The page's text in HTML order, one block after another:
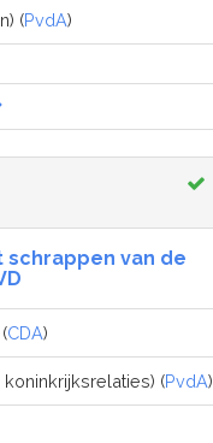
(PvdA)
van de
(CDA)
(PvdA)